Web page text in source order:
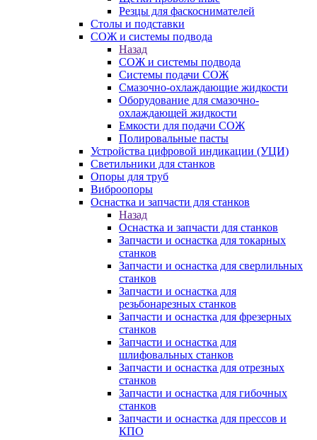
Резцы для фаскоснимателей
Столы и подставки
СОЖ и системы подвода
Назад
СОЖ и системы подвода
Системы подачи СОЖ
Смазочно-охлаждающие жидкости
Оборудование для смазочно-
охлаждающей жидкости
Емкости для подачи СОЖ
Полировальные пасты
Устройства цифровой индикации (УЦИ)
Светильники для станков
Опоры для труб
Виброопоры
Оснастка и запчасти для станков
Назад
Оснастка и запчасти для станков
Запчасти и оснастка для токарных
станков
Запчасти и оснастка для сверлильных
станков
Запчасти и оснастка для
резьбонарезных станков
Запчасти и оснастка для фрезерных
станков
Запчасти и оснастка для
шлифовальных станков
Запчасти и оснастка для отрезных
станков
Запчасти и оснастка для гибочных
станков
Запчасти и оснастка для прессов и
КПО